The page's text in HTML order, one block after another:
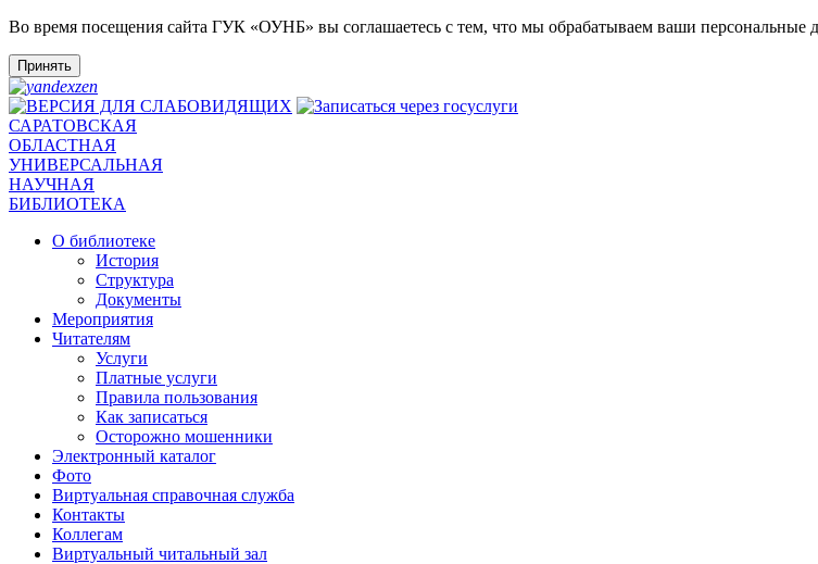
Во время посещения сайта ГУК «ОУНБ» вы соглашаетесь с тем, что мы обрабатываем ваши персональные
Принять
САРАТОВСКАЯ
ОБЛАСТНАЯ
УНИВЕРСАЛЬНАЯ
НАУЧНАЯ
БИБЛИОТЕКА
О библиотеке
История
Структура
Документы
Мероприятия
Читателям
Услуги
Платные услуги
Правила пользования
Как записаться
Осторожно мошенники
Электронный каталог
Фото
Виртуальная справочная служба
Контакты
Коллегам
Виртуальный читальный зал